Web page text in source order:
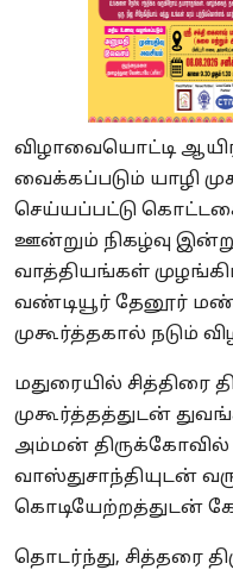
விழாவையொட்டி
வைக்கப்படும் யாழி
செய்யப்பட்டு
ஊன்றும் நிகழ்வு
வாத்தியங்கள்
வண்டியூர் தேனூர்
முகூர்த்தகால் நடும்
மதுரையில் சித்திரை
முகூர்த்தத்துடன்
அம்மன் திருக்கோவில்
வாஸ்துசாந்தியுடன்
கொடியேற்றத்துடன்
தொடர்ந்து, சித்தரை